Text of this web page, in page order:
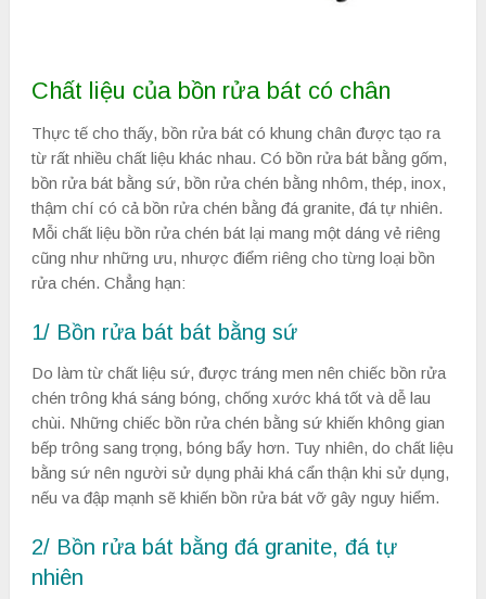
Chất liệu của bồn rửa bát có chân
Thực tế cho thấy, bồn rửa bát có khung chân được tạo ra
từ rất nhiều chất liệu khác nhau. Có bồn rửa bát bằng gốm,
bồn rửa bát bằng sứ, bồn rửa chén bằng nhôm, thép, inox,
thậm chí có cả bồn rửa chén bằng đá granite, đá tự nhiên.
Mỗi chất liệu bồn rửa chén bát lại mang một dáng vẻ riêng
cũng như những ưu, nhược điểm riêng cho từng loại bồn
rửa chén. Chẳng hạn:
1/ Bồn rửa bát bát bằng sứ
Do làm từ chất liệu sứ, được tráng men nên chiếc bồn rửa
chén trông khá sáng bóng, chống xước khá tốt và dễ lau
chùi. Những chiếc bồn rửa chén bằng sứ khiến không gian
bếp trông sang trọng, bóng bẩy hơn. Tuy nhiên, do chất liệu
bằng sứ nên người sử dụng phải khá cẩn thận khi sử dụng,
nếu va đập mạnh sẽ khiến bồn rửa bát vỡ gây nguy hiểm.
2/ Bồn rửa bát bằng đá granite, đá tự
nhiên